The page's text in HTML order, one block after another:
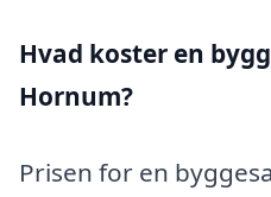
Hvad koster en
Hornum?
Prisen for en